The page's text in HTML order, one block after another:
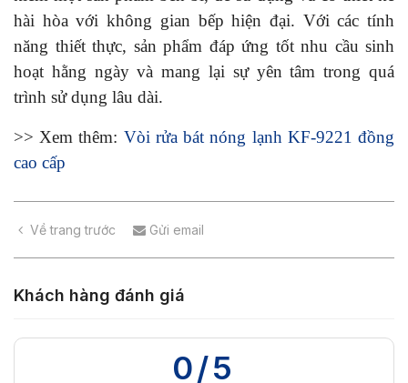
hài hòa với không gian bếp hiện đại. Với các tính
năng thiết thực, sản phẩm đáp ứng tốt nhu cầu sinh
hoạt hằng ngày và mang lại sự yên tâm trong quá
trình sử dụng lâu dài.
>> Xem thêm: Vòi rửa bát nóng lạnh KF-9221 đồng
cao cấp
Về trang trước Gửi email
Khách hàng đánh giá
0/5